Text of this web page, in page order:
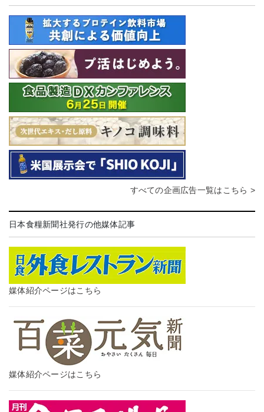
すべての企画広告一覧はこちら >
日本食糧新聞社発行の他媒体記事
媒体紹介ページはこちら
媒体紹介ページはこちら